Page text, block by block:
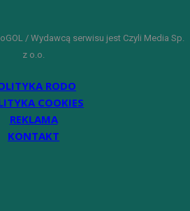
/ Wydawcą serwisu jest Czyli Media Sp.
z o.o.
RODO
COOKIES
REKLAMA
KONTAKT